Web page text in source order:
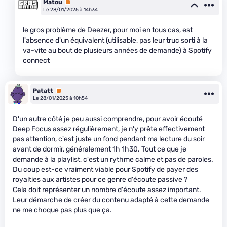
Matou
Premium
Le 28/01/2025 à 14h34
le gros problème de Deezer, pour moi en tous cas, est
l'absence d'un équivalent (utilisable, pas leur truc sorti à la
va-vite au bout de plusieurs années de demande) à Spotify
connect
Patatt Premium
Le 28/01/2025 à 10h54
D'un autre côté je peu aussi comprendre, pour avoir écouté
Deep Focus assez régulièrement, je n'y prête effectivement
pas attention, c'est juste un fond pendant ma lecture du soir
avant de dormir, généralement 1h 1h30. Tout ce que je
demande à la playlist, c'est un rythme calme et pas de paroles.
Du coup est-ce vraiment viable pour Spotify de payer des
royalties aux artistes pour ce genre d'écoute passive ?
Cela doit représenter un nombre d'écoute assez important.
Leur démarche de créer du contenu adapté à cette demande
ne me choque pas plus que ça.